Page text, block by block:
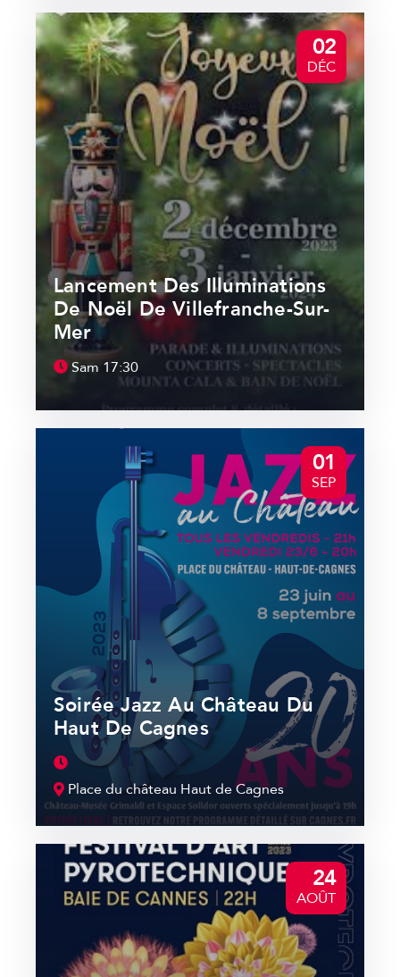
02
DÉC
Lancement Des Illuminations
De Noël De Villefranche-Sur-
Mer
Sam 17:30
01
SEP
Soirée Jazz Au Château Du
Haut De Cagnes
Place du château Haut de Cagnes
24
AOÛT